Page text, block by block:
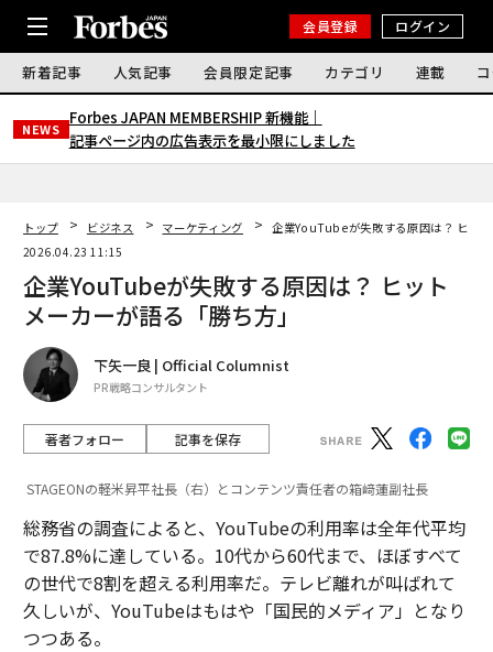
会員登録 ログイン
新着記事 人気記事 会員限定記事 カテゴリ 連載
NEWS
Forbes JAPAN MEMBERSHIP 新機能｜
記事ページ内の広告表示を最小限にしました
トップ ビジネス マーケティング
企業YouTubeが失敗する原因は？ ヒッ
2026.04.23 11:15
企業YouTubeが失敗する原因は？ ヒット
メーカーが語る「勝ち方」
下矢一良 | Official Columnist
PR戦略コンサルタント
著者フォロー 記事を保存
STAGEONの軽米昇平社長（右）とコンテンツ責任者の箱﨑蓮副社長
総務省の調査によると、YouTubeの利用率は全年代平均
で87.8%に達している。10代から60代まで、ほぼすべて
の世代で8割を超える利用率だ。テレビ離れが叫ばれて
久しいが、YouTubeはもはや「国民的メディア」となり
つつある。